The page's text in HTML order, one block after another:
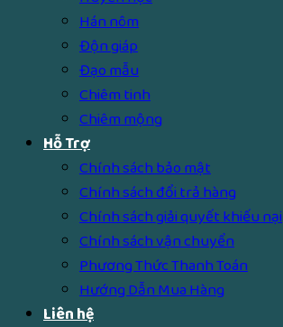
Hán nôm
Độn giáp
Đạo mẫu
Chiêm tinh
Chiêm mộng
Hỗ Trợ
Chính sách bảo mật
Chính sách đổi trả hàng
Chính sách giải quyết khiếu nại
Chính sách vận chuyển
Phương Thức Thanh Toán
Hướng Dẫn Mua Hàng
Liên hệ